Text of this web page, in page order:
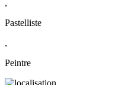
,
Pastelliste
,
Peintre